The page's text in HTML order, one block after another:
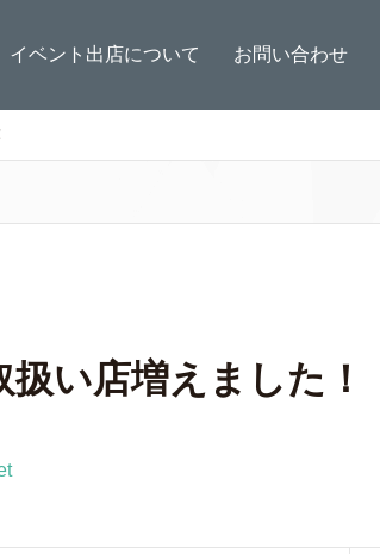
イベント出店について お問い合わせ
い店増えました！